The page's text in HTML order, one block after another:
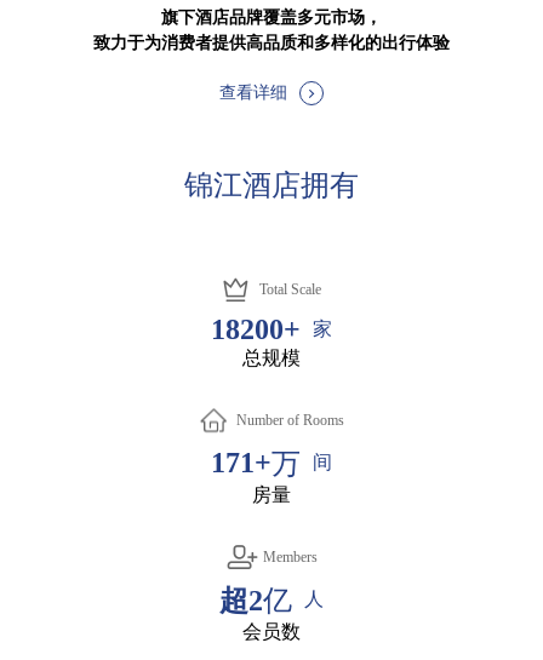
旗下酒店品牌覆盖多元市场，
致力于为消费者提供高品质和多样化的出行体验
查看详细
锦江酒店拥有
Total Scale
18200+
家
总规模
Number of Rooms
171+万
间
房量
Members
超2亿
人
会员数